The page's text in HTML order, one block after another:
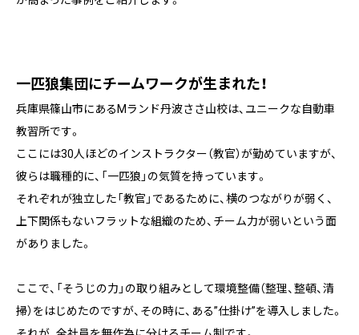
一匹狼集団にチームワークが生まれた！
兵庫県篠山市にあるMランド丹波ささ山校は、ユニークな自動車
教習所です。
ここには30人ほどのインストラクター（教官）が勤めていますが、
彼らは職種的に、「一匹狼」の気質を持っています。
それぞれが独立した「教官」であるために、横のつながりが弱く、
上下関係もないフラットな組織のため、チーム力が弱いという面
がありました。
ここで、「そうじの力」の取り組みとして環境整備（整理、整頓、清
掃）をはじめたのですが、その時に、ある”仕掛け”を導入しました。